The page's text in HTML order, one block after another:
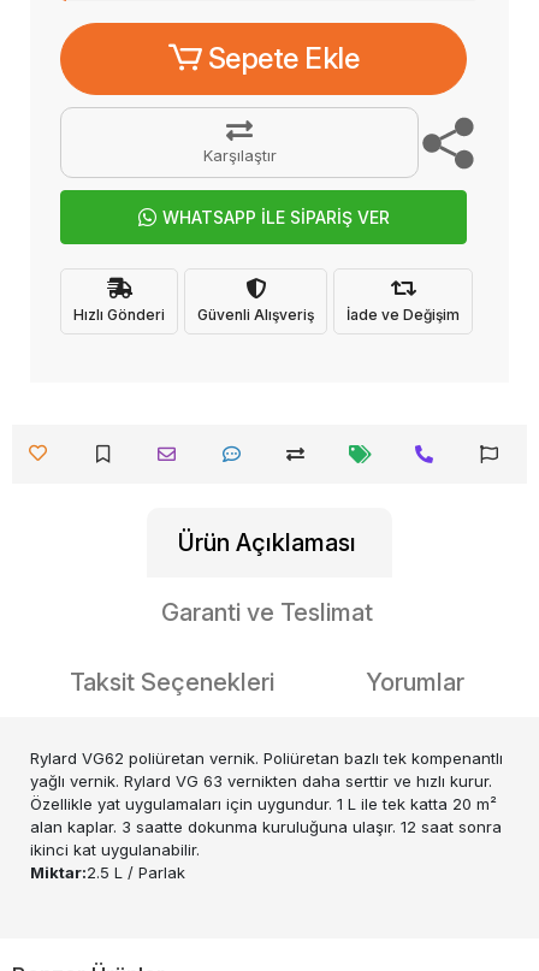
Sepete Ekle
Karşılaştır
WHATSAPP İLE SİPARİŞ VER
Hızlı Gönderi Güvenli Alışveriş İade ve Değişim
Ürün Açıklaması
Garanti ve Teslimat
Taksit Seçenekleri Yorumlar
Rylard VG62 poliüretan vernik. Poliüretan bazlı tek kompenantlı
yağlı vernik. Rylard VG 63 vernikten daha serttir ve hızlı kurur.
Özellikle yat uygulamaları için uygundur. 1 L ile tek katta 20 m²
alan kaplar. 3 saatte dokunma kuruluğuna ulaşır. 12 saat sonra
ikinci kat uygulanabilir.
Miktar:2.5 L / Parlak